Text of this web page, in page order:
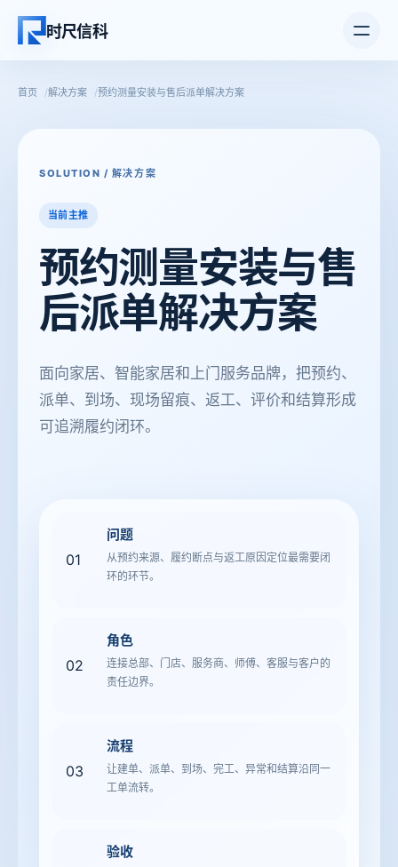
时尺信科 打开主
首页 解决方案 预约测量安装与售后派单解决方案
SOLUTION / 解决方案
当前主推
预约测量安装与售
后派单解决方案
面向家居、智能家居和上门服务品牌，把预约、
派单、到场、现场留痕、返工、评价和结算形成
可追溯履约闭环。
01
问题
从预约来源、履约断点与返工原因定位最需要闭
环的环节。
02
角色
连接总部、门店、服务商、师傅、客服与客户的
责任边界。
03
流程
让建单、派单、到场、完工、异常和结算沿同一
工单流转。
验收